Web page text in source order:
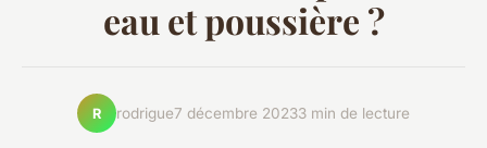
eau et poussière ?
R rodrigue7 décembre 20233 min de lecture